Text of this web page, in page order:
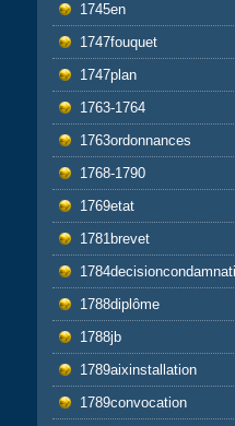
1745en
1747fouquet
1747plan
1763-1764
1763ordonnances
1768-1790
1769etat
1781brevet
1788diplôme
1788jb
1789aixinstallation
1789convocation